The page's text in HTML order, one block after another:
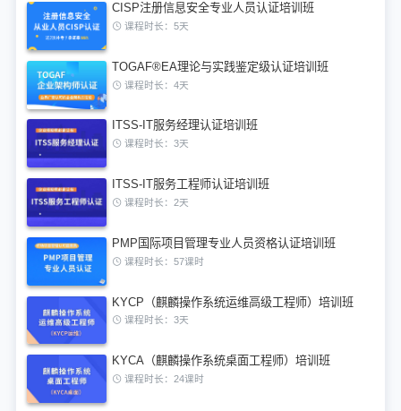
CISP注册信息安全专业人员认证培训班
课程时长：5天
TOGAF®EA理论与实践鉴定级认证培训班
课程时长：4天
ITSS-IT服务经理认证培训班
课程时长：3天
ITSS-IT服务工程师认证培训班
课程时长：2天
PMP国际项目管理专业人员资格认证培训班
课程时长：57课时
KYCP（麒麟操作系统运维高级工程师）培训班
课程时长：3天
KYCA（麒麟操作系统桌面工程师）培训班
课程时长：24课时